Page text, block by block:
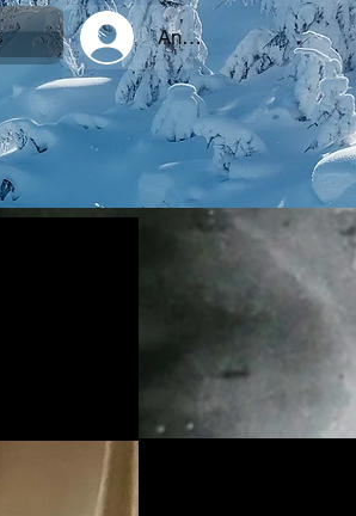
Anmelden